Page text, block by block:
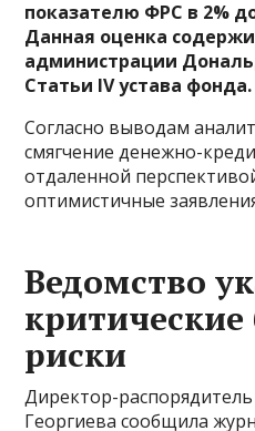
показателю ФРС в 2%
Данная оценка
администрации
Статьи IV устава фонда.
Согласно выводам
смягчение денежно-
отдаленной
оптимистичные
Ведомство
риски
Директор-
Георгиева сообщила